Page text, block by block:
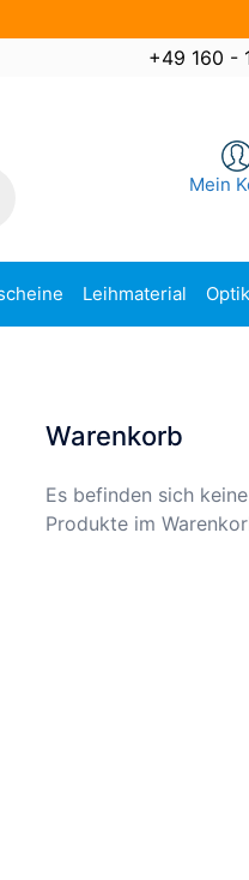
+49 160 -
Mein
Leihmaterial Optik
Warenkorb
Es befinden sich keine
Produkte im